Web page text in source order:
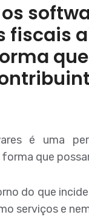
fiscais
é uma
que
do que
serviços e